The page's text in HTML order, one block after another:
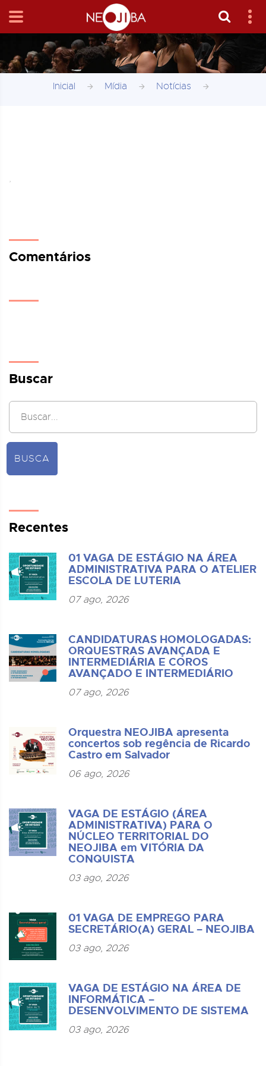
Inicial Mídia Notícias
,
Comentários
Buscar
BUSCA
Recentes
01 VAGA DE ESTÁGIO NA ÁREA
ADMINISTRATIVA PARA O ATELIER
ESCOLA DE LUTERIA
07 ago, 2026
CANDIDATURAS HOMOLOGADAS:
ORQUESTRAS AVANÇADA E
INTERMEDIÁRIA E COROS
AVANÇADO E INTERMEDIÁRIO
07 ago, 2026
Orquestra NEOJIBA apresenta
concertos sob regência de Ricardo
Castro em Salvador
06 ago, 2026
VAGA DE ESTÁGIO (ÁREA
ADMINISTRATIVA) PARA O
NÚCLEO TERRITORIAL DO
NEOJIBA em VITÓRIA DA
CONQUISTA
03 ago, 2026
01 VAGA DE EMPREGO PARA
SECRETÁRIO(A) GERAL – NEOJIBA
03 ago, 2026
VAGA DE ESTÁGIO NA ÁREA DE
INFORMÁTICA –
DESENVOLVIMENTO DE SISTEMA
03 ago, 2026